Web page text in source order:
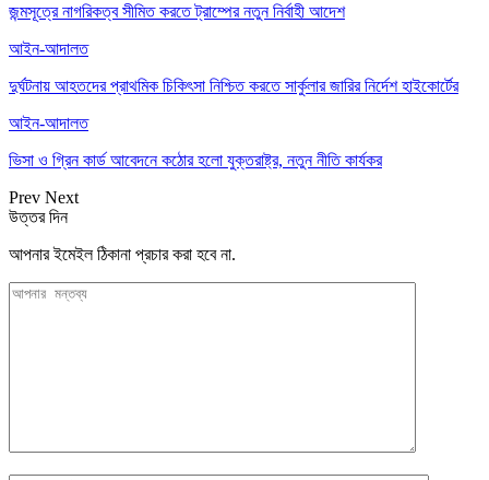
জন্মসূত্রে নাগরিকত্ব সীমিত করতে ট্রাম্পের নতুন নির্বাহী আদেশ
আইন-আদালত
দুর্ঘটনায় আহতদের প্রাথমিক চিকিৎসা নিশ্চিত করতে সার্কুলার জারির নির্দেশ হাইকোর্টের
আইন-আদালত
ভিসা ও গ্রিন কার্ড আবেদনে কঠোর হলো যুক্তরাষ্ট্র, নতুন নীতি কার্যকর
Prev Next
উত্তর দিন
আপনার ইমেইল ঠিকানা প্রচার করা হবে না.